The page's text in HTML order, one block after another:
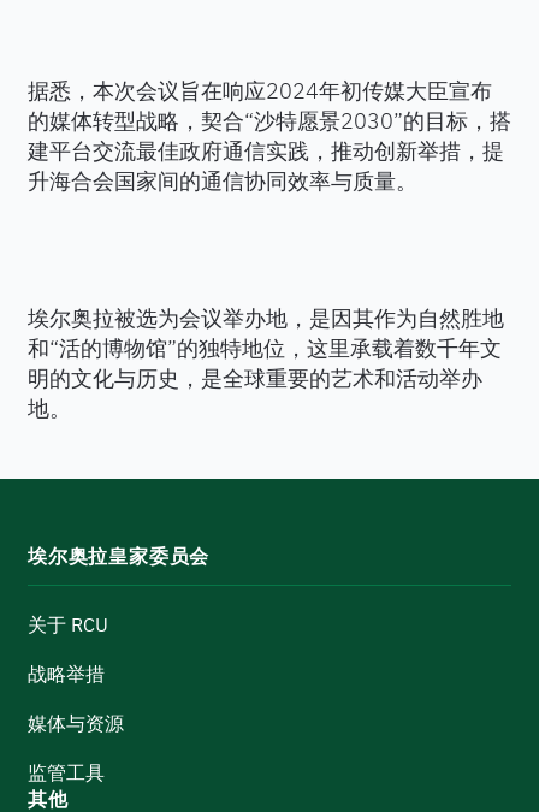
据悉，本次会议旨在响应2024年初传媒大臣宣布
的媒体转型战略，契合“沙特愿景2030”的目标，搭
建平台交流最佳政府通信实践，推动创新举措，提
升海合会国家间的通信协同效率与质量。
埃尔奥拉被选为会议举办地，是因其作为自然胜地
和“活的博物馆”的独特地位，这里承载着数千年文
明的文化与历史，是全球重要的艺术和活动举办
地。
埃尔奥拉皇家委员会
关于 RCU
战略举措
媒体与资源
监管工具
其他